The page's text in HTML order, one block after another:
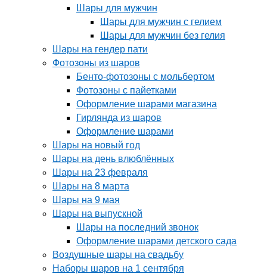
Шары для мужчин
Шары для мужчин с гелием
Шары для мужчин без гелия
Шары на гендер пати
Фотозоны из шаров
Бенто-фотозоны с мольбертом
Фотозоны с пайетками
Оформление шарами магазина
Гирлянда из шаров
Оформление шарами
Шары на новый год
Шары на день влюблённых
Шары на 23 февраля
Шары на 8 марта
Шары на 9 мая
Шары на выпускной
Шары на последний звонок
Оформление шарами детского сада
Воздушные шары на свадьбу
Наборы шаров на 1 сентября